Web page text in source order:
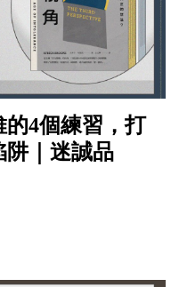
4個練習，打
阱｜迷誠品